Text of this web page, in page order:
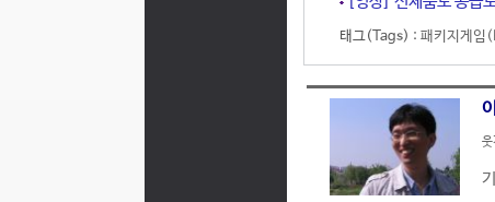
태그(Tags) : 패키지게임
웃